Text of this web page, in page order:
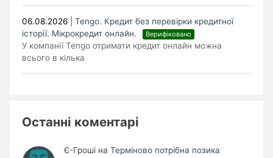
06.08.2026 |Tengo. Кредит без перевірки кредитної
історії. Мікрокредит онлайн.
Верифіковано
У компанії Tengo отримати кредит онлайн можна
всього в кілька
Останні коментарі
Є-Гроші на Терміново потрібна позика